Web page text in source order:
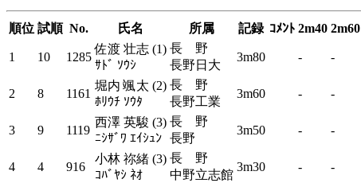
順位 試順 No. 氏名 所属 記録 ｺﾒﾝﾄ 2m40 2m60
1 10 1285
佐渡 壮志 (1)
ｻﾄﾞ ｿｳｼ
長 野
長野日大
3m80 - -
2 8 1161
堀内 颯太 (2)
ﾎﾘｳﾁ ｿｳﾀ
長 野
長野工業
3m60 - -
3 9 1119
西澤 英駿 (3)
ﾆｼｻﾞﾜ ｴｲｼｭﾝ
長 野
長野
3m50 - -
4 4 916
小林 祢緒 (3)
ｺﾊﾞﾔｼ ﾈｵ
長 野
中野立志館
3m30 - -